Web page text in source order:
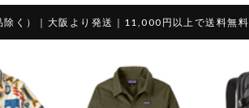
く）｜大阪より発送｜11,000円以上で送料無料